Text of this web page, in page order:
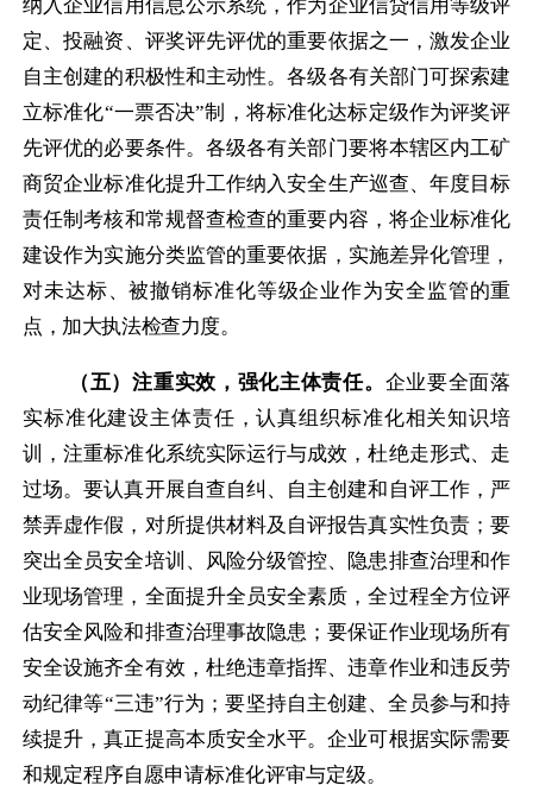
纳入企业信用信息公示系统，作为企业信贷信用等级评
定、投融资、评奖评先评优的重要依据之一，激发企业
自主创建的积极性和主动性。各级各有关部门可探索建
立标准化“一票否决”制，将标准化达标定级作为评奖评
先评优的必要条件。各级各有关部门要将本辖区内工矿
商贸企业标准化提升工作纳入安全生产巡查、年度目标
责任制考核和常规督查检查的重要内容，将企业标准化
建设作为实施分类监管的重要依据，实施差异化管理，
对未达标、被撤销标准化等级企业作为安全监管的重
点，加大执法检查力度。
（五）注重实效，强化主体责任。 企业要全面落
实标准化建设主体责任，认真组织标准化相关知识培
训，注重标准化系统实际运行与成效，杜绝走形式、走
过场。要认真开展自查自纠、自主创建和自评工作，严
禁弄虚作假，对所提供材料及自评报告真实性负责；要
突出全员安全培训、风险分级管控、隐患排查治理和作
业现场管理，全面提升全员安全素质，全过程全方位评
估安全风险和排查治理事故隐患；要保证作业现场所有
安全设施齐全有效，杜绝违章指挥、违章作业和违反劳
动纪律等“三违”行为；要坚持自主创建、全员参与和持
续提升，真正提高本质安全水平。企业可根据实际需要
和规定程序自愿申请标准化评审与定级。